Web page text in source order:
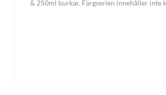
& 250ml burkar. Färgserien innehåller inte